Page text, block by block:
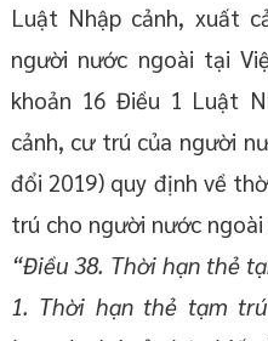
Luật Nhập cảnh, xuất
người nước ngoài tại
khoản 16 Điều 1 Luật
cảnh, cư trú của người
đổi 2019) quy định về
trú cho người nước ngoài
“Điều 38. Thời hạn thẻ
1. Thời hạn thẻ tạm